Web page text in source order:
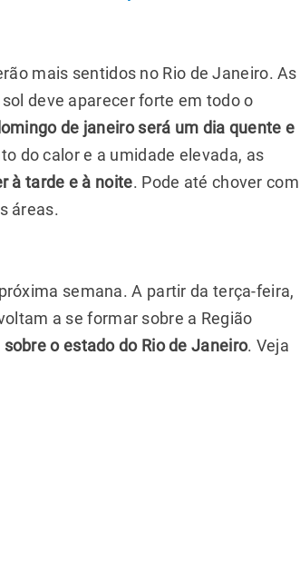
mais sentidos no Rio de Janeiro. As
deve aparecer forte em todo o
de janeiro será um dia quente e
do calor e a umidade elevada, as
à tarde e à noite. Pode até chover com
áreas.
semana. A partir da terça-feira,
a se formar sobre a Região
o estado do Rio de Janeiro. Veja